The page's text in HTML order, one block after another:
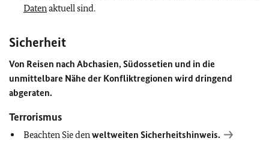
Datenaktuell sind.
Sicherheit
Von Reisen nach Abchasien, Südossetien und in die
unmittelbare Nähe der Konfliktregionen wird dringend
abgeraten.
Terrorismus
Beachten Sie denweltweiten Sicherheitshinweis.